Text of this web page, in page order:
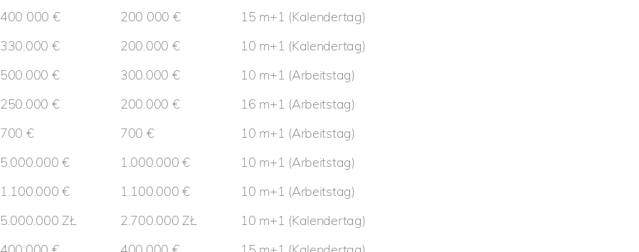
400 000 € 200 000 €
15 m+1 (Kalendertag)
330.000 € 200.000 €
10 m+1 (Kalendertag)
500.000 € 300.000 €
10 m+1 (Arbeitstag)
250.000 € 200.000 €
16 m+1 (Arbeitstag)
700 € 700 €
10 m+1 (Arbeitstag)
5.000.000 € 1.000.000 €
10 m+1 (Arbeitstag)
1.100.000 € 1.100.000 €
10 m+1 (Arbeitstag)
5.000.000 ZŁ 2.700.000 ZŁ
10 m+1 (Kalendertag)